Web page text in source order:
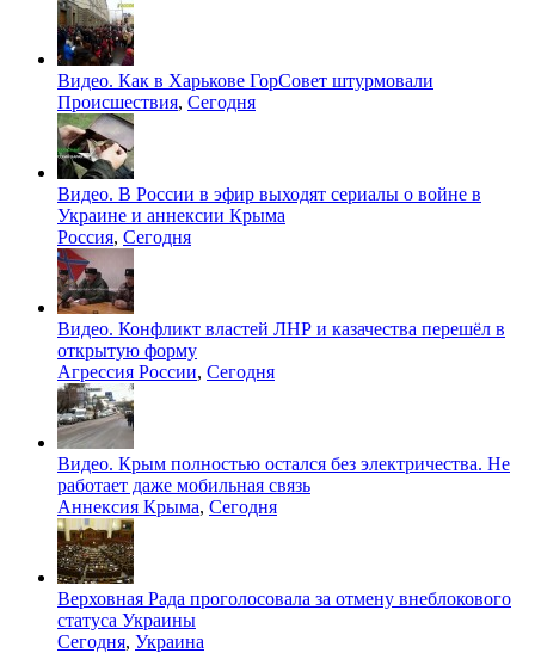
Видео. Как в Харькове ГорСовет штурмовали
Происшествия, Сегодня
Видео. В России в эфир выходят сериалы о войне в
Украине и аннексии Крыма
Россия, Сегодня
Видео. Конфликт властей ЛНР и казачества перешёл в
открытую форму
Агрессия России, Сегодня
Видео. Крым полностью остался без электричества. Не
работает даже мобильная связь
Аннексия Крыма, Сегодня
Верховная Рада проголосовала за отмену внеблокового
статуса Украины
Сегодня, Украина